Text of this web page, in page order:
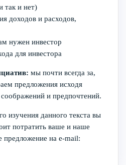
так и нет)
доходов и расходов,
нужен инвестор
для инвестора
мы почти всегда за,
предложения исходя
и предпочтений.
изучения данного текста вы
потратить ваше и наше
предложение на e-mail: